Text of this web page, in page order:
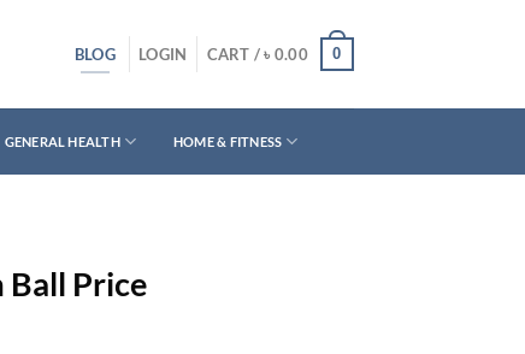
BLOG LOGIN CART /৳ 0.00 0
GENERAL HEALTH HOME & FITNESS
Ball Price